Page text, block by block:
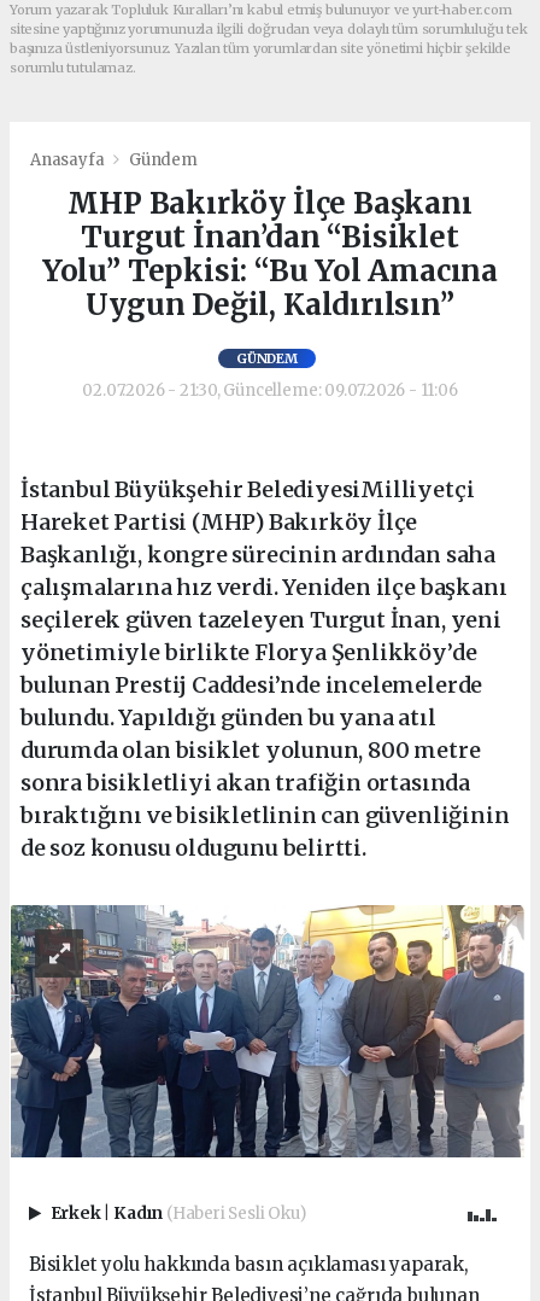
Yorum yazarak Topluluk Kuralları’nı kabul etmiş bulunuyor ve yurt-haber.com
sitesine yaptığınız yorumunuzla ilgili doğrudan veya dolaylı tüm sorumluluğu tek
başınıza üstleniyorsunuz. Yazılan tüm yorumlardan site yönetimi hiçbir şekilde
sorumlu tutulamaz.
Anasayfa Gündem
MHP Bakırköy İlçe Başkanı
Turgut İnan’dan “Bisiklet
Yolu” Tepkisi: “Bu Yol Amacına
Uygun Değil, Kaldırılsın”
GÜNDEM
02.07.2026 - 21:30, Güncelleme: 09.07.2026 - 11:06
İstanbul Büyükşehir BelediyesiMilliyetçi
Hareket Partisi (MHP) Bakırköy İlçe
Başkanlığı, kongre sürecinin ardından saha
çalışmalarına hız verdi. Yeniden ilçe başkanı
seçilerek güven tazeleyen Turgut İnan, yeni
yönetimiyle birlikte Florya Şenlikköy’de
bulunan Prestij Caddesi’nde incelemelerde
bulundu. Yapıldığı günden bu yana atıl
durumda olan bisiklet yolunun, 800 metre
sonra bisikletliyi akan trafiğin ortasında
bıraktığını ve bisikletlinin can güvenliğinin
de soz konusu oldugunu belirtti.
Erkek Kadın (Haberi Sesli Oku)
Bisiklet yolu hakkında basın açıklaması yaparak,
İstanbul Büyükşehir Belediyesi’ne çağrıda bulunan